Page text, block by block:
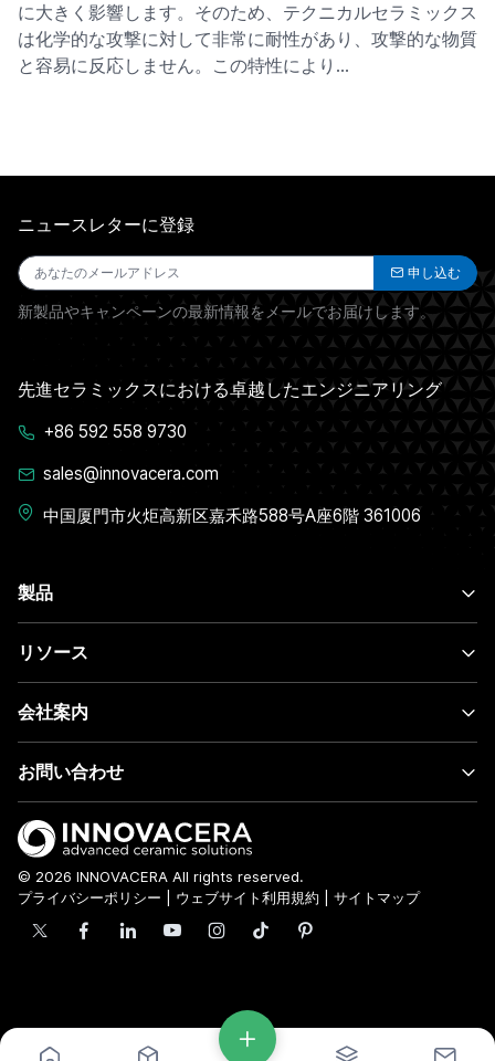
に大きく影響します。そのため、テクニカルセラミックス
は化学的な攻撃に対して非常に耐性があり、攻撃的な物質
と容易に反応しません。この特性により…
製品
リソース
会社案内
お問い合わせ
ニュースレターに登録
申し込む
新製品やキャンペーンの最新情報をメールでお届けします。
先進セラミックスにおける卓越したエンジニアリング
+86 592 558 9730
sales@innovacera.com
中国厦門市火炬高新区嘉禾路588号A座6階 361006
© 2026 INNOVACERA All rights reserved.
プライバシーポリシー
ウェブサイト利用規約 サイトマップ